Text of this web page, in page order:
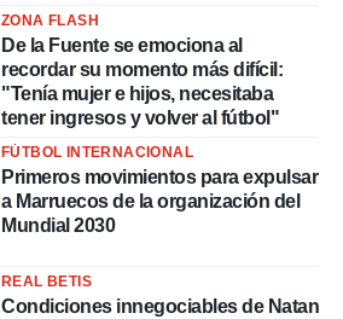
ZONA FLASH
De la Fuente se emociona al
recordar su momento más difícil:
"Tenía mujer e hijos, necesitaba
tener ingresos y volver al fútbol"
FÚTBOL INTERNACIONAL
Primeros movimientos para expulsar
a Marruecos de la organización del
Mundial 2030
REAL BETIS
Condiciones innegociables de Natan